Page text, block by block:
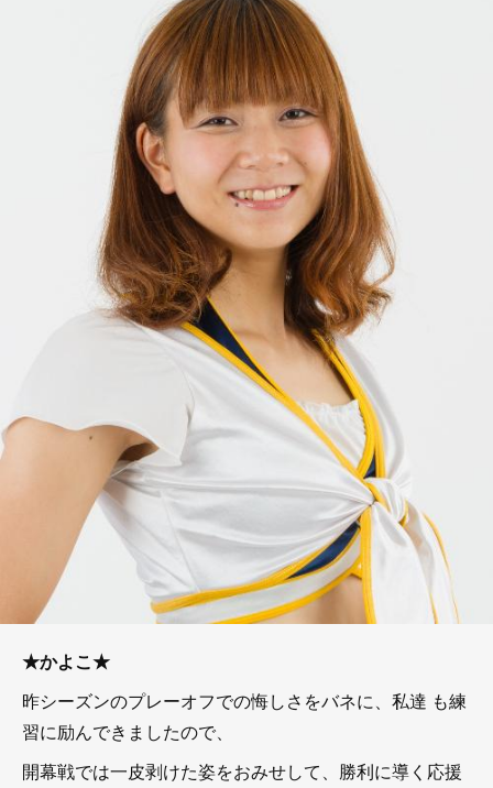
★かよこ★
昨シーズンのプレーオフでの悔しさをバネに、私達 も練
習に励んできましたので、
開幕戦では一皮剥けた姿をおみせして、勝利に導く応援